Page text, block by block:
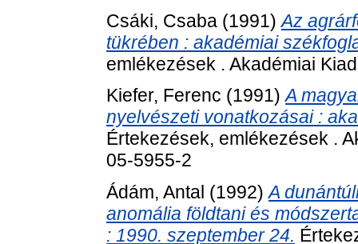
Csáki, Csaba (1991)Az
tükrében : akadémiai
emlékezések . Akadémiai
Kiefer, Ferenc (1991)A
nyelvészeti vonatkozásai :
Értekezések, emlékezések .
05-5955-2
Ádám, Antal (1992)A
anomália földtani és
: 1990. szeptember 24.